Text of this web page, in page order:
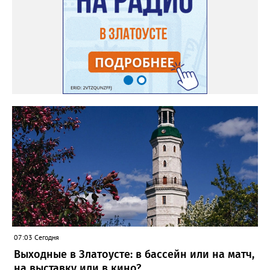
поручил увеличить количество бензовозов, вывести на самые
загруженные АЗС полицейские патрули, контролировать запасы
бензина и объёмы его продаж, а также обеспечить
бесперебойное снабжение горючим пожарных, скорых и
общественного транспорта.
07:03 Сегодня
Выходные в Златоусте: в бассейн или на матч,